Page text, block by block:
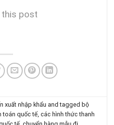
this post
xuất nhập khẩu and tagged bộ
toán quốc tế,các hình thức thanh